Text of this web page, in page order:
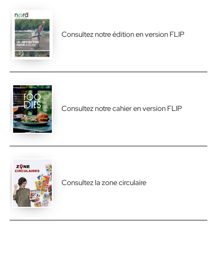
Consultez notre édition en version FLIP
Consultez notre cahier en version FLIP
Consultez la zone circulaire